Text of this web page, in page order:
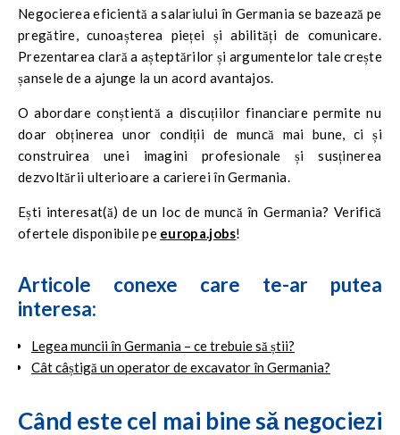
Negocierea eficientă a salariului în Germania se bazează pe
pregătire, cunoașterea pieței și abilități de comunicare.
Prezentarea clară a așteptărilor și argumentelor tale crește
șansele de a ajunge la un acord avantajos.
O abordare conștientă a discuțiilor financiare permite nu
doar obținerea unor condiții de muncă mai bune, ci și
construirea unei imagini profesionale și susținerea
dezvoltării ulterioare a carierei în Germania.
Ești interesat(ă) de un loc de muncă în Germania? Verifică
ofertele disponibile pe europa.jobs!
Articole conexe care te-ar putea
interesa:
Legea muncii în Germania – ce trebuie să știi?
Cât câștigă un operator de excavator în Germania?
Când este cel mai bine să negociezi